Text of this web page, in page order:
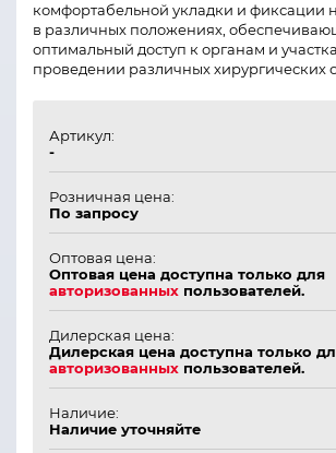
комфортабельной укладки и фиксации
в различных положениях,
оптимальный доступ к органам и
проведении различных хирургических
Артикул:
-
Розничная цена:
По запросу
Оптовая цена:
Оптовая цена доступна только для
авторизованных пользователей.
Дилерская цена:
Дилерская цена доступна только
авторизованных пользователей.
Наличие:
Наличие уточняйте